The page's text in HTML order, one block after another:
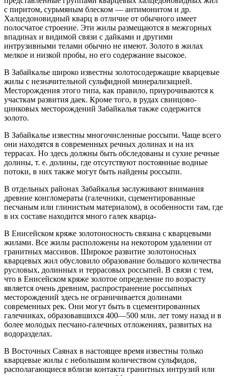
с пиритом, сурьмяным блеском — антимонитом и др.
Халцедоновидный кварц в отличие от обычного имеет
полосчатое строение. Эти жилы размещаются в межгорных
впадинах и видимой связи с дайками и другими
интрузивными телами обычно не имеют. Золото в жилах
мелкое и низкой пробы, но его содержание высокое.
В Забайкалье широко известны золотосодержащие кварцевые
жилы с незначительной сульфидной минерализацией.
Месторождения этого типа, как правило, приурочиваются к
участкам развития даек. Кроме того, в рудах свинцово-
цинковых месторождений Забайкалья также содержится
золото.
В Забайкалье известны многочисленные россыпи. Чаще всего
они находятся в современных речных долинах и на их
террасах. Но здесь должны быть обследованы и сухие речные
долины, т. е. долины, где отсутствуют постоянные водные
потоки, в них также могут быть найдены россыпи.
В отдельных районах Забайкалья заслуживают внимания
древние конгломераты (галечники, сцементированные
песчаным или глинистым материалом), в особенности там, где
в их составе находится много галек кварца-
В Енисейском кряже золотоносность связана с кварцевыми
жилами. Все жилы расположены на некотором удалении от
гранитных массивов. Широкое развитие золотоносных
кварцевых жил обусловило образование большого количества
русловых, долинных и террасовых россыпей. В связи с тем,
что в Енисейском кряже золотое определение по возрасту
является очень древним, распространение россыпных
месторождений здесь не ограничивается долинами
современных рек. Они могут быть в сцементированных
галечниках, образовавшихся 400—500 млн. лет тому назад и в
более молодых песчано-галечных отложениях, развитых на
водоразделах.
В Восточных Саянах в настоящее время известны только
кварцевые жилы с небольшим количеством сульфидов,
располагающиеся вблизи контакта гранитных интрузий или